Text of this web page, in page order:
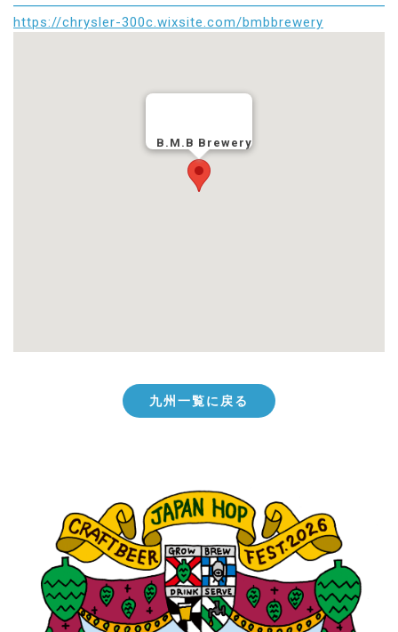
https://chrysler-300c.wixsite.com/bmbbrewery
B.M.B Brewery
九州一覧に戻る